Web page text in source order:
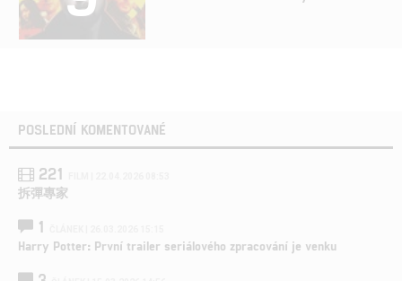
POSLEDNÍ KOMENTOVANÉ
221
拆彈專家
1
Harry Potter: První trailer seriálového zpracování je venku